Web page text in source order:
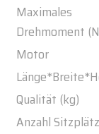
Maximales
Drehmoment
Motor
Qualität (kg)
Anzahl